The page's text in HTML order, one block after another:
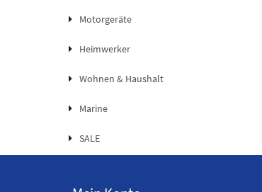
Motorgeräte
Heimwerker
Wohnen & Haushalt
Marine
SALE